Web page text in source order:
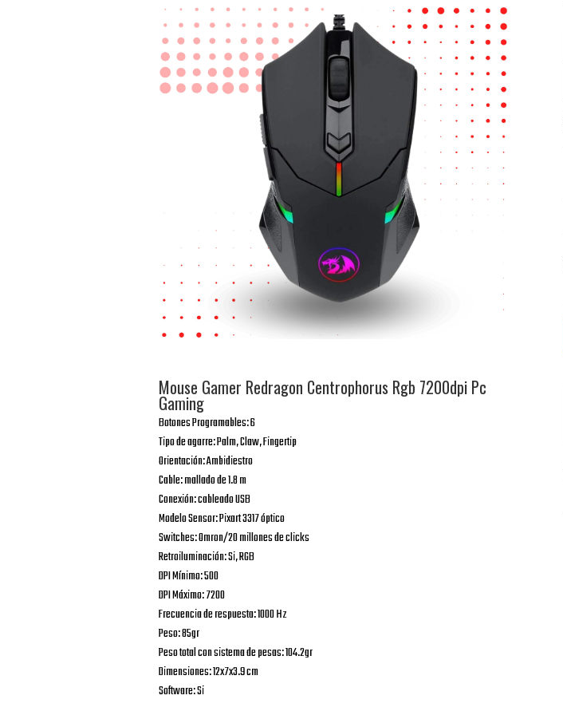
Mouse Gamer Redragon Centrophorus Rgb 7200dpi Pc
Gaming
Botones Programables: 6
Tipo de agarre: Palm, Claw, Fingertip
Orientación: Ambidiestro
Cable: mallado de 1.8 m
Conexión: cableado USB
Modelo Sensor: Pixart 3317 óptico
Switches: Omron/20 millones de clicks
Retroiluminación: Si, RGB
DPI Mínimo: 500
DPI Máximo: 7200
Frecuencia de respuesta: 1000 Hz
Peso: 85gr
Peso total con sistema de pesas: 104.2gr
Dimensiones: 12x7x3.9 cm
Software: Si